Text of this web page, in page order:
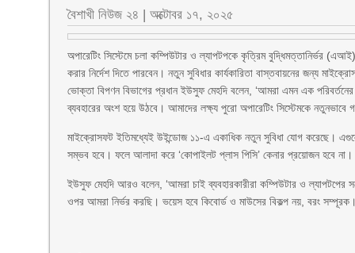
বৈশাখী নিউজ ২৪ | অক্টোবর ১৭, ২০২৫
অপারেটিং সিস্টেমে চলা কম্পিউটার ও ল্যাপটপকে কৃত্রিম বুদ্ধিমত্তানির্ভর
করার নির্দেশ দিতে পারবেন। নতুন সুবিধার কার্যকারিতা বাস্তবায়নের জন্য
ভোক্তা বিপণন বিভাগের প্রধান ইউসুফ মেহদি বলেন, ‘আমরা এমন এক পরিবর্তনের
ব্যবহারের অংশ হয়ে উঠবে। আমাদের লক্ষ্য পুরো অপারেটিং সিস্টেমকে
মাইক্রোসফট ইতিমধ্যেই উইন্ডোজ ১১-এ একাধিক নতুন সুবিধা যোগ করেছে।
সম্ভব হবে। ফলে আলাদা করে ‘কোপাইলট প্লাস পিসি’ কেনার প্রয়োজন হবে
ইউসুফ মেহদি আরও বলেন, ‘আমরা চাই ব্যবহারকারীরা কম্পিউটার ও ল্যাপটপের
ওপর আমরা নির্ভর করছি। ভয়েস হবে কিবোর্ড ও মাউসের বিকল্প নয়, বরং